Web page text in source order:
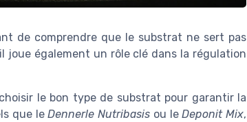
de comprendre que le substrat ne sert pas
joue également un rôle clé dans la régulation
le bon type de substrat pour garantir la
que leDennerle Nutribasis ou leDeponit Mix,